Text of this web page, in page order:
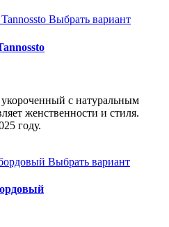
Выбрать вариант
с натуральным
женственности и стиля.
году.
Выбрать вариант